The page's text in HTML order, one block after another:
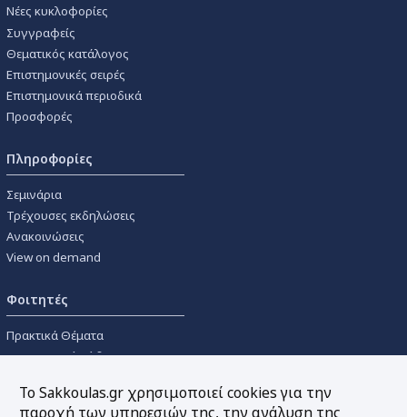
Νέες κυκλοφορίες
Συγγραφείς
Θεματικός κατάλογος
Επιστημονικές σειρές
Επιστημονικά περιοδικά
Προσφορές
Πληροφορίες
Σεμινάρια
Τρέχουσες εκδηλώσεις
Ανακοινώσεις
View on demand
Φοιτητές
Πρακτικά Θέματα
Οικονομικοί Κώδικες
Συγγραμμάτων
Το Sakkoulas.gr χρησιμοποιεί cookies για την
παροχή των υπηρεσιών της, την ανάλυση της